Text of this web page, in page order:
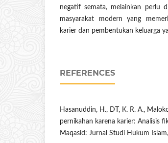
negatif semata, melainkan perlu
masyarakat modern yang
karier dan pembentukan keluarga
REFERENCES
Hasanuddin, H., DT, K. R. A.,
pernikahan karena karier: Analisis
Maqasid: Jurnal Studi Hukum